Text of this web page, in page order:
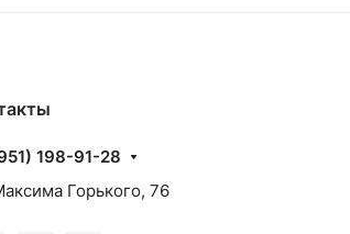
198-91-28
Горького, 76